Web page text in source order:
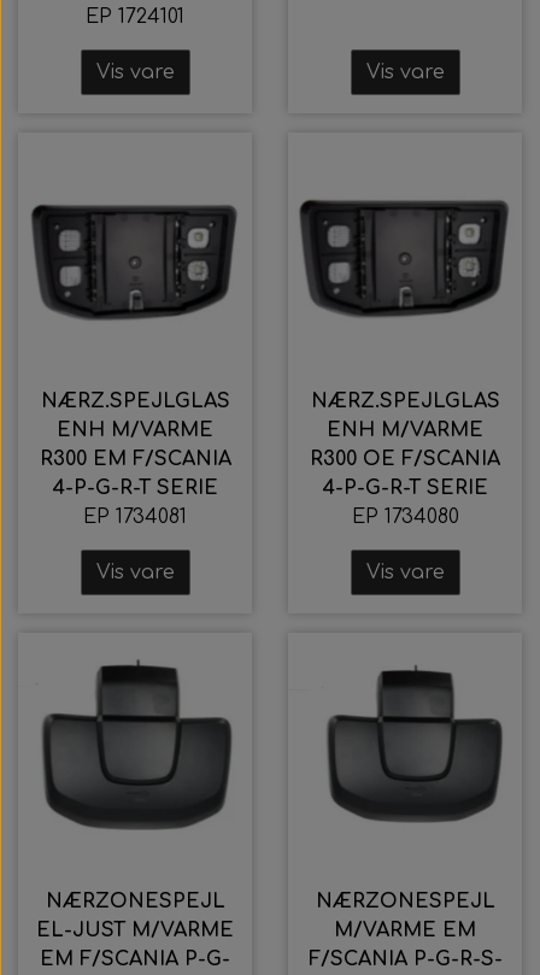
EP 1724101
Vis vare Vis vare
NÆRZ.SPEJLGLAS
ENH M/VARME
R300 EM F/SCANIA
4-P-G-R-T SERIE
EP 1734081
Vis vare
NÆRZ.SPEJLGLAS
ENH M/VARME
R300 OE F/SCANIA
4-P-G-R-T SERIE
EP 1734080
Vis vare
NÆRZONESPEJL
EL-JUST M/VARME
EM F/SCANIA P-G-
NÆRZONESPEJL
M/VARME EM
F/SCANIA P-G-R-S-